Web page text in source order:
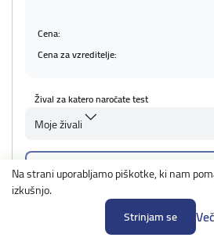
Na strani uporabljamo piškotke, ki nam
izkušnjo.
Strinjam se
Cena:
Cena za vzreditelje:
Žival za katero naročate test
Moje živali
Dodaj žival